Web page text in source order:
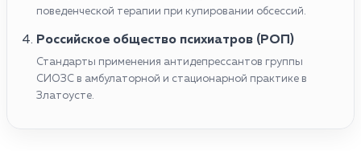
поведенческой терапии при купировании обсессий.
Российское общество психиатров (РОП)
Стандарты применения антидепрессантов группы
СИОЗС в амбулаторной и стационарной практике в
Златоусте.